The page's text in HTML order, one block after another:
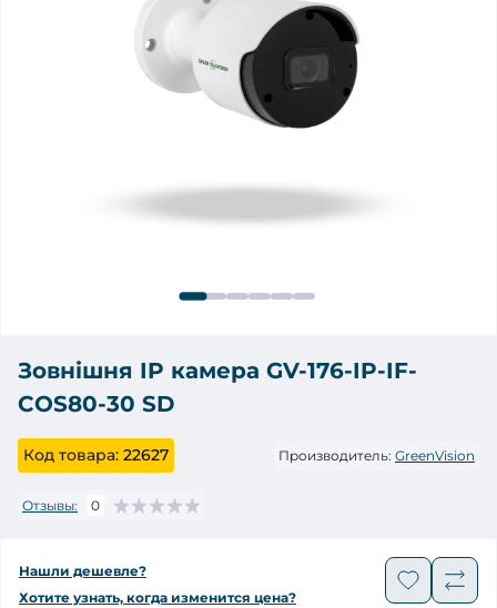
Зовнішня IP камера GV-176-IP-IF-
COS80-30 SD
Код товара: 22627 Производитель: GreenVision
Отзывы: 0
Нашли дешевле?
Хотите узнать, когда изменится цена?